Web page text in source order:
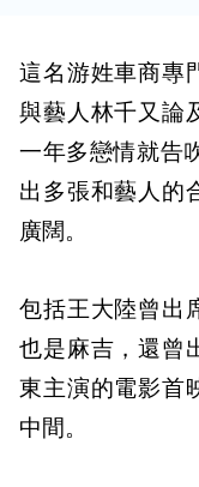
這名游姓車商專
與藝人林千又論
一年多戀情就告
出多張和藝人的
廣闊。
包括王大陸曾出
也是麻吉，還曾
東主演的電影首
中間。